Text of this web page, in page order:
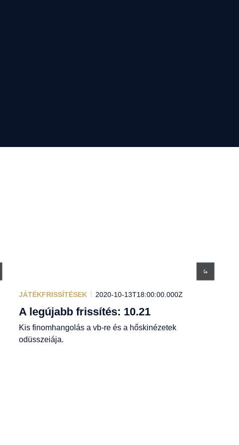
JÁTÉKFRISSÍTÉSEK 2020-10-13T18:00:00.000Z
A legújabb frissítés: 10.21
Kis finomhangolás a vb-re és a hőskinézetek
odüsszeiája.